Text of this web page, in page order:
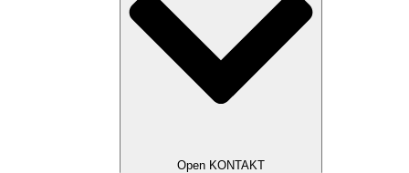
Open KONTAKT